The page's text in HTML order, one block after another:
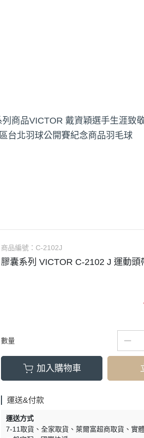
商品VICTOR 戴資穎選手生涯致
台北羽球公開賽紀念商品羽毛球
商品編號： C-2102J
膠囊系列 VICTOR C-2102 J 運動頭
數量
加入購物車
運送&付款
運送方式
7-11取貨
全家取貨 萊爾富超商取貨
實